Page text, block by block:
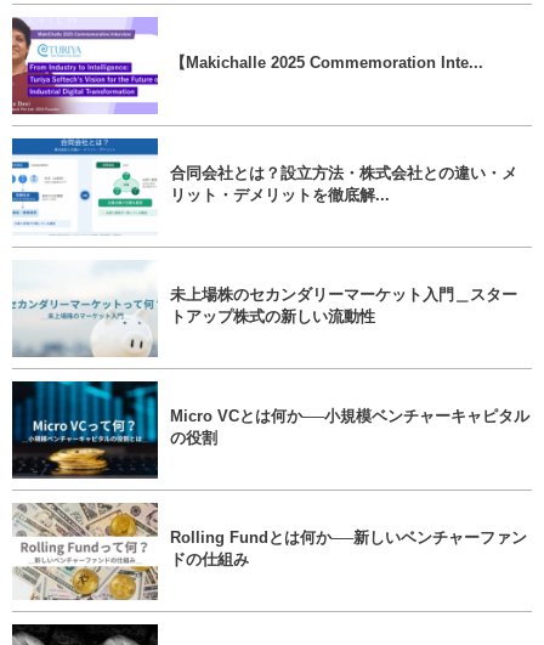
【Makichalle 2025 Commemoration Inte...
合同会社とは？設立方法・株式会社との違い・メ
リット・デメリットを徹底解...
未上場株のセカンダリーマーケット入門＿スター
トアップ株式の新しい流動性
Micro VCとは何か──小規模ベンチャーキャピタル
の役割
Rolling Fundとは何か──新しいベンチャーファン
ドの仕組み